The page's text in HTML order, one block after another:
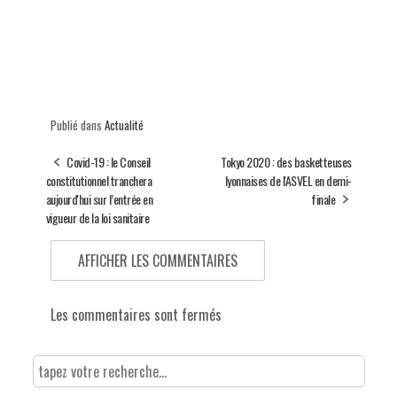
Publié dans Actualité
Covid-19 : le Conseil
constitutionnel tranchera
aujourd'hui sur l’entrée en
vigueur de la loi sanitaire
Tokyo 2020 : des basketteuses
lyonnaises de l'ASVEL en demi-
finale
AFFICHER LES COMMENTAIRES
Les commentaires sont fermés